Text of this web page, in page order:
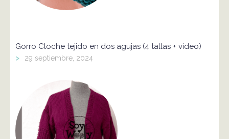
Gorro Cloche tejido en dos agujas (4 tallas + video)
> 29 septiembre, 2024